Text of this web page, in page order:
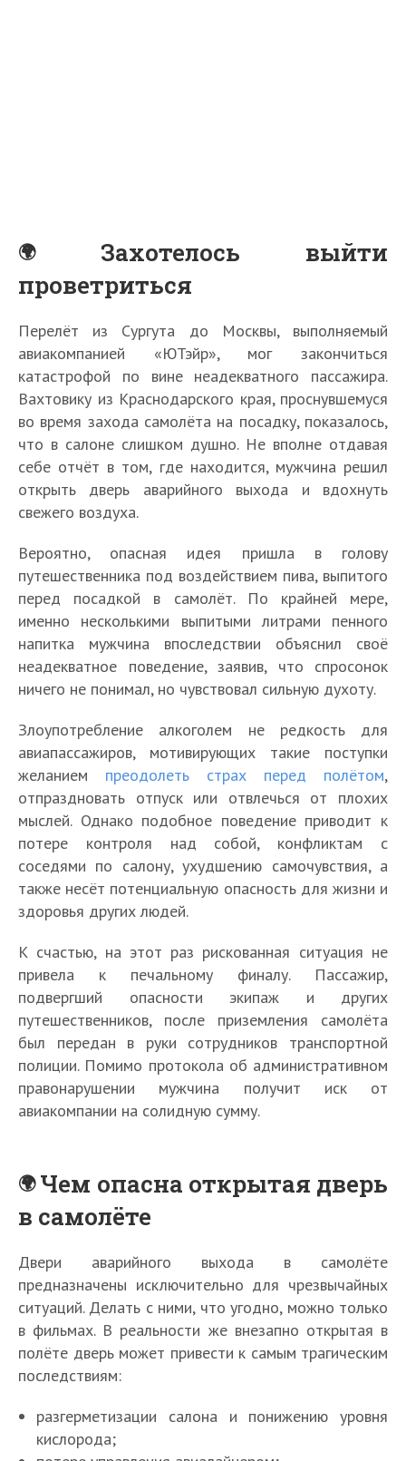
Захотелось выйти
проветриться
Перелёт из Сургута до Москвы, выполняемый
авиакомпанией «ЮТэйр», мог закончиться
катастрофой по вине неадекватного пассажира.
Вахтовику из Краснодарского края, проснувшемуся
во время захода самолёта на посадку, показалось,
что в салоне слишком душно. Не вполне отдавая
себе отчёт в том, где находится, мужчина решил
открыть дверь аварийного выхода и вдохнуть
свежего воздуха.
Вероятно, опасная идея пришла в голову
путешественника под воздействием пива, выпитого
перед посадкой в самолёт. По крайней мере,
именно несколькими выпитыми литрами пенного
напитка мужчина впоследствии объяснил своё
неадекватное поведение, заявив, что спросонок
ничего не понимал, но чувствовал сильную духоту.
Злоупотребление алкоголем не редкость для
авиапассажиров, мотивирующих такие поступки
желанием преодолеть страх перед полётом,
отпраздновать отпуск или отвлечься от плохих
мыслей. Однако подобное поведение приводит к
потере контроля над собой, конфликтам с
соседями по салону, ухудшению самочувствия, а
также несёт потенциальную опасность для жизни и
здоровья других людей.
К счастью, на этот раз рискованная ситуация не
привела к печальному финалу. Пассажир,
подвергший опасности экипаж и других
путешественников, после приземления самолёта
был передан в руки сотрудников транспортной
полиции. Помимо протокола об административном
правонарушении мужчина получит иск от
авиакомпании на солидную сумму.
Чем опасна открытая дверь
в самолёте
Двери аварийного выхода в самолёте
предназначены исключительно для чрезвычайных
ситуаций. Делать с ними, что угодно, можно только
в фильмах. В реальности же внезапно открытая в
полёте дверь может привести к самым трагическим
последствиям:
разгерметизации салона и понижению уровня
кислорода;